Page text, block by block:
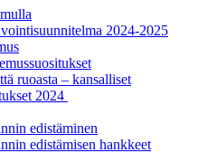
2024-2025
ruoasta – kansalliset
2024
edistäminen
edistämisen hankkeet